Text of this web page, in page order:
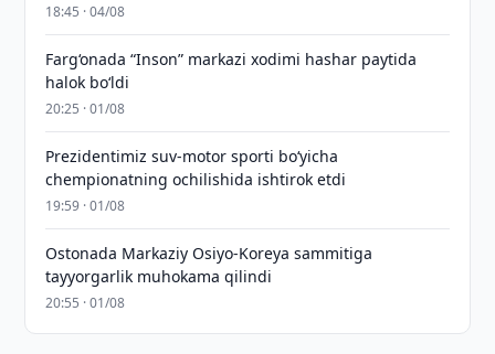
18:45 · 04/08
Farg‘onada “Inson” markazi xodimi hashar paytida
halok bo‘ldi
20:25 · 01/08
Prezidentimiz suv-motor sporti bo‘yicha
chempionatning ochilishida ishtirok etdi
19:59 · 01/08
Ostonada Markaziy Osiyo-Koreya sammitiga
tayyorgarlik muhokama qilindi
20:55 · 01/08